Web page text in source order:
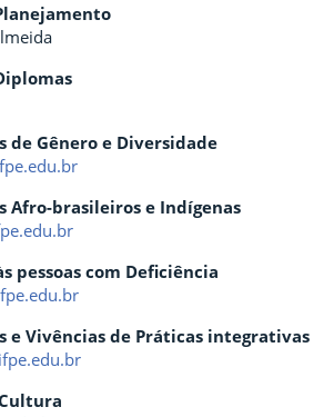
de Gênero e Diversidade
Afro-brasileiros e Indígenas
pessoas com Deficiência
e Vivências de Práticas integrativas